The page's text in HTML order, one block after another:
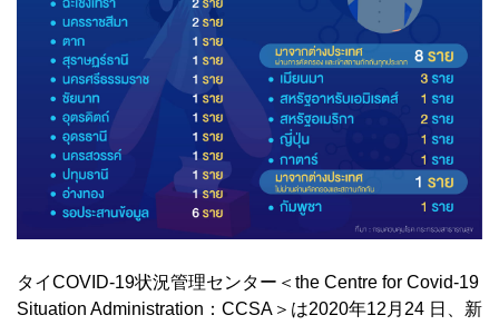
タイCOVID-19状況管理センター＜the Centre for Covid-19
Situation Administration：CCSA＞は2020年12月24 日、新